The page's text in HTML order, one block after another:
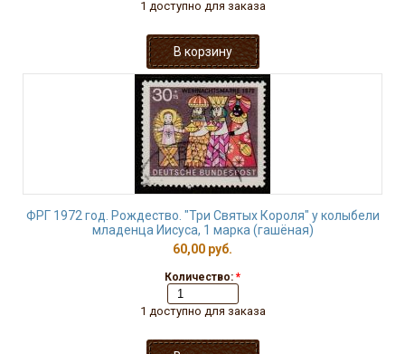
1 доступно для заказа
ФРГ 1972 год. Рождество. "Три Святых Короля" у колыбели
младенца Иисуса, 1 марка (гашёная)
60,00 руб.
Количество: *
1 доступно для заказа